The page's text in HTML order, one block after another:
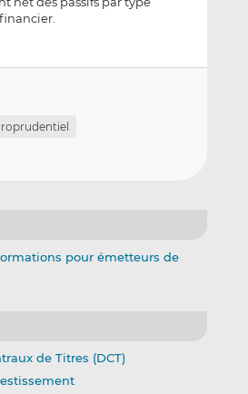
pour émetteurs de
de Titres (DCT)